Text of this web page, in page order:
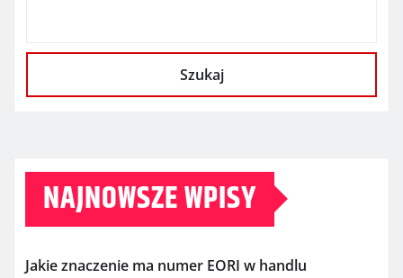
Szukaj
NAJNOWSZE WPISY
Jakie znaczenie ma numer EORI w handlu